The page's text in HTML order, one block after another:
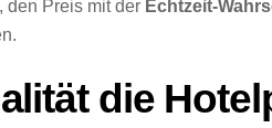
den Preis mit der Echtzeit-
die